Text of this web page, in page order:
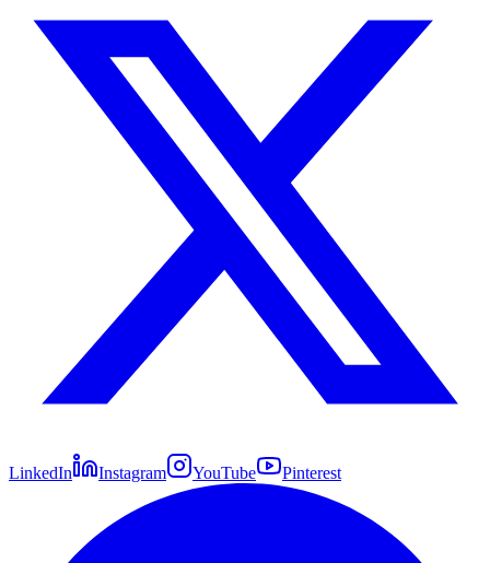
LinkedIn Instagram YouTube Pinterest